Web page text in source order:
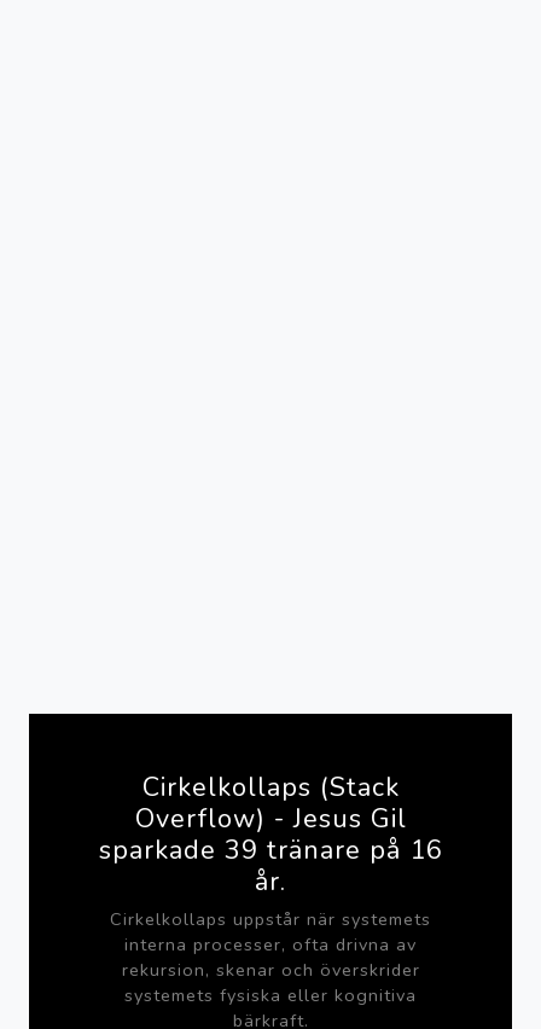
Cirkelkollaps (Stack
Overflow) - Jesus Gil
sparkade 39 tränare på 16
år.
Cirkelkollaps uppstår när systemets
interna processer, ofta drivna av
rekursion, skenar och överskrider
systemets fysiska eller kognitiva
bärkraft.